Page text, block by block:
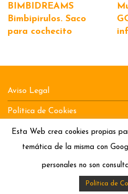
BIMBIDREAMS
Bimbipirulos. Saco
para cochecito
Aviso Legal
Política de Cookies
Política de Privacidad
Bebitos byby Lo Conte
Esta Web crea cookies propias
temática de la misma con
personales no son
Política de